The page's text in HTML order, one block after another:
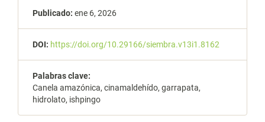
Publicado: ene 6, 2026
DOI: https://doi.org/10.29166/siembra.v13i1.8162
Palabras clave:
Canela amazónica, cinamaldehído, garrapata,
hidrolato, ishpingo